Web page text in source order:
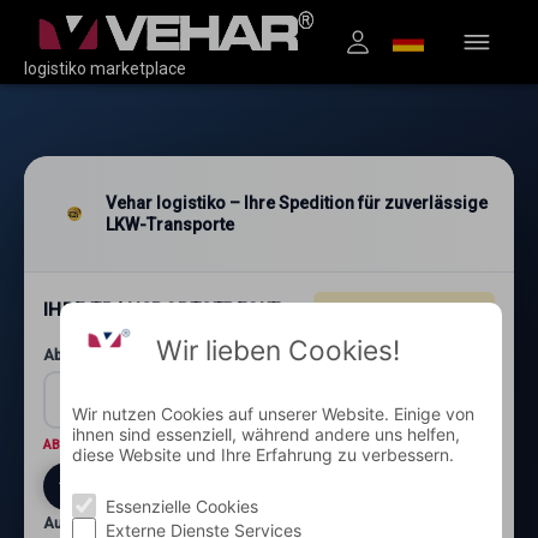
logistiko marketplace
Vehar logistiko – Ihre Spedition für zuverlässige
LKW-Transporte
IHRE TRANSPORTSTRECKE
Abholung: Postleitzahl und Ort*
ABHOLORT Wo wird die Ware abgeholt?
Auslieferung: Postleitzahl und Ort*
Wir lieben Cookies!
Wir nutzen Cookies auf unserer Website. Einige von
ihnen sind essenziell, während andere uns helfen,
diese Website und Ihre Erfahrung zu verbessern.
Essenzielle Cookies
Externe Dienste Services